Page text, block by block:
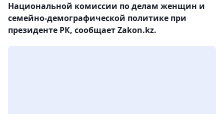
Национальной комиссии по делам женщин и
семейно-демографической политике при
президенте РК, сообщает Zakon.kz.